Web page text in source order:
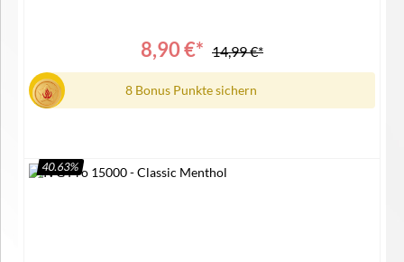
8,90 €* 14,99 €*
8 Bonus Punkte sichern
40.63%